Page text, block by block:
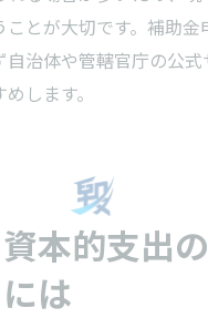
とが大切です。補助金
自治体や管轄官庁の公
します。
本的支出
は